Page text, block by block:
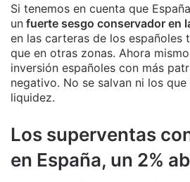
Si tenemos en cuenta que
un fuerte sesgo conservador en
en las carteras de los españoles
que en otras zonas. Ahora
inversión españoles con más
negativo. No se salvan ni los
liquidez.
Los superventas
en España, un 2%